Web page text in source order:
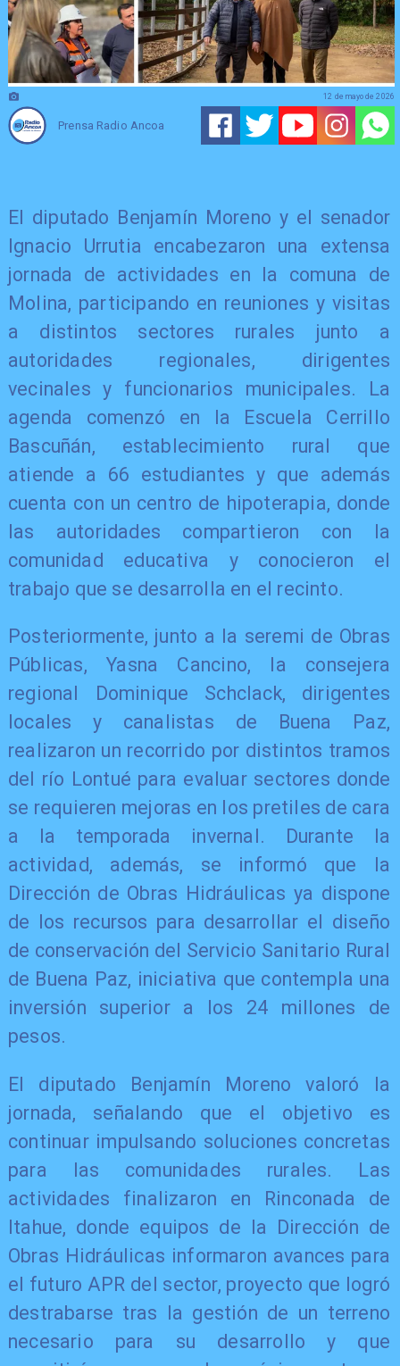
Prensa Radio Ancoa
12 de mayo de 2026
El diputado Benjamín Moreno y el senador
Ignacio Urrutia encabezaron una extensa
jornada de actividades en la comuna de
Molina, participando en reuniones y visitas
a distintos sectores rurales junto a
autoridades regionales, dirigentes
vecinales y funcionarios municipales. La
agenda comenzó en la Escuela Cerrillo
Bascuñán, establecimiento rural que
atiende a 66 estudiantes y que además
cuenta con un centro de hipoterapia, donde
las autoridades compartieron con la
comunidad educativa y conocieron el
trabajo que se desarrolla en el recinto.
Posteriormente, junto a la seremi de Obras
Públicas, Yasna Cancino, la consejera
regional Dominique Schclack, dirigentes
locales y canalistas de Buena Paz,
realizaron un recorrido por distintos tramos
del río Lontué para evaluar sectores donde
se requieren mejoras en los pretiles de cara
a la temporada invernal. Durante la
actividad, además, se informó que la
Dirección de Obras Hidráulicas ya dispone
de los recursos para desarrollar el diseño
de conservación del Servicio Sanitario Rural
de Buena Paz, iniciativa que contempla una
inversión superior a los 24 millones de
pesos.
El diputado Benjamín Moreno valoró la
jornada, señalando que el objetivo es
continuar impulsando soluciones concretas
para las comunidades rurales. Las
actividades finalizaron en Rinconada de
Itahue, donde equipos de la Dirección de
Obras Hidráulicas informaron avances para
el futuro APR del sector, proyecto que logró
destrabarse tras la gestión de un terreno
necesario para su desarrollo y que